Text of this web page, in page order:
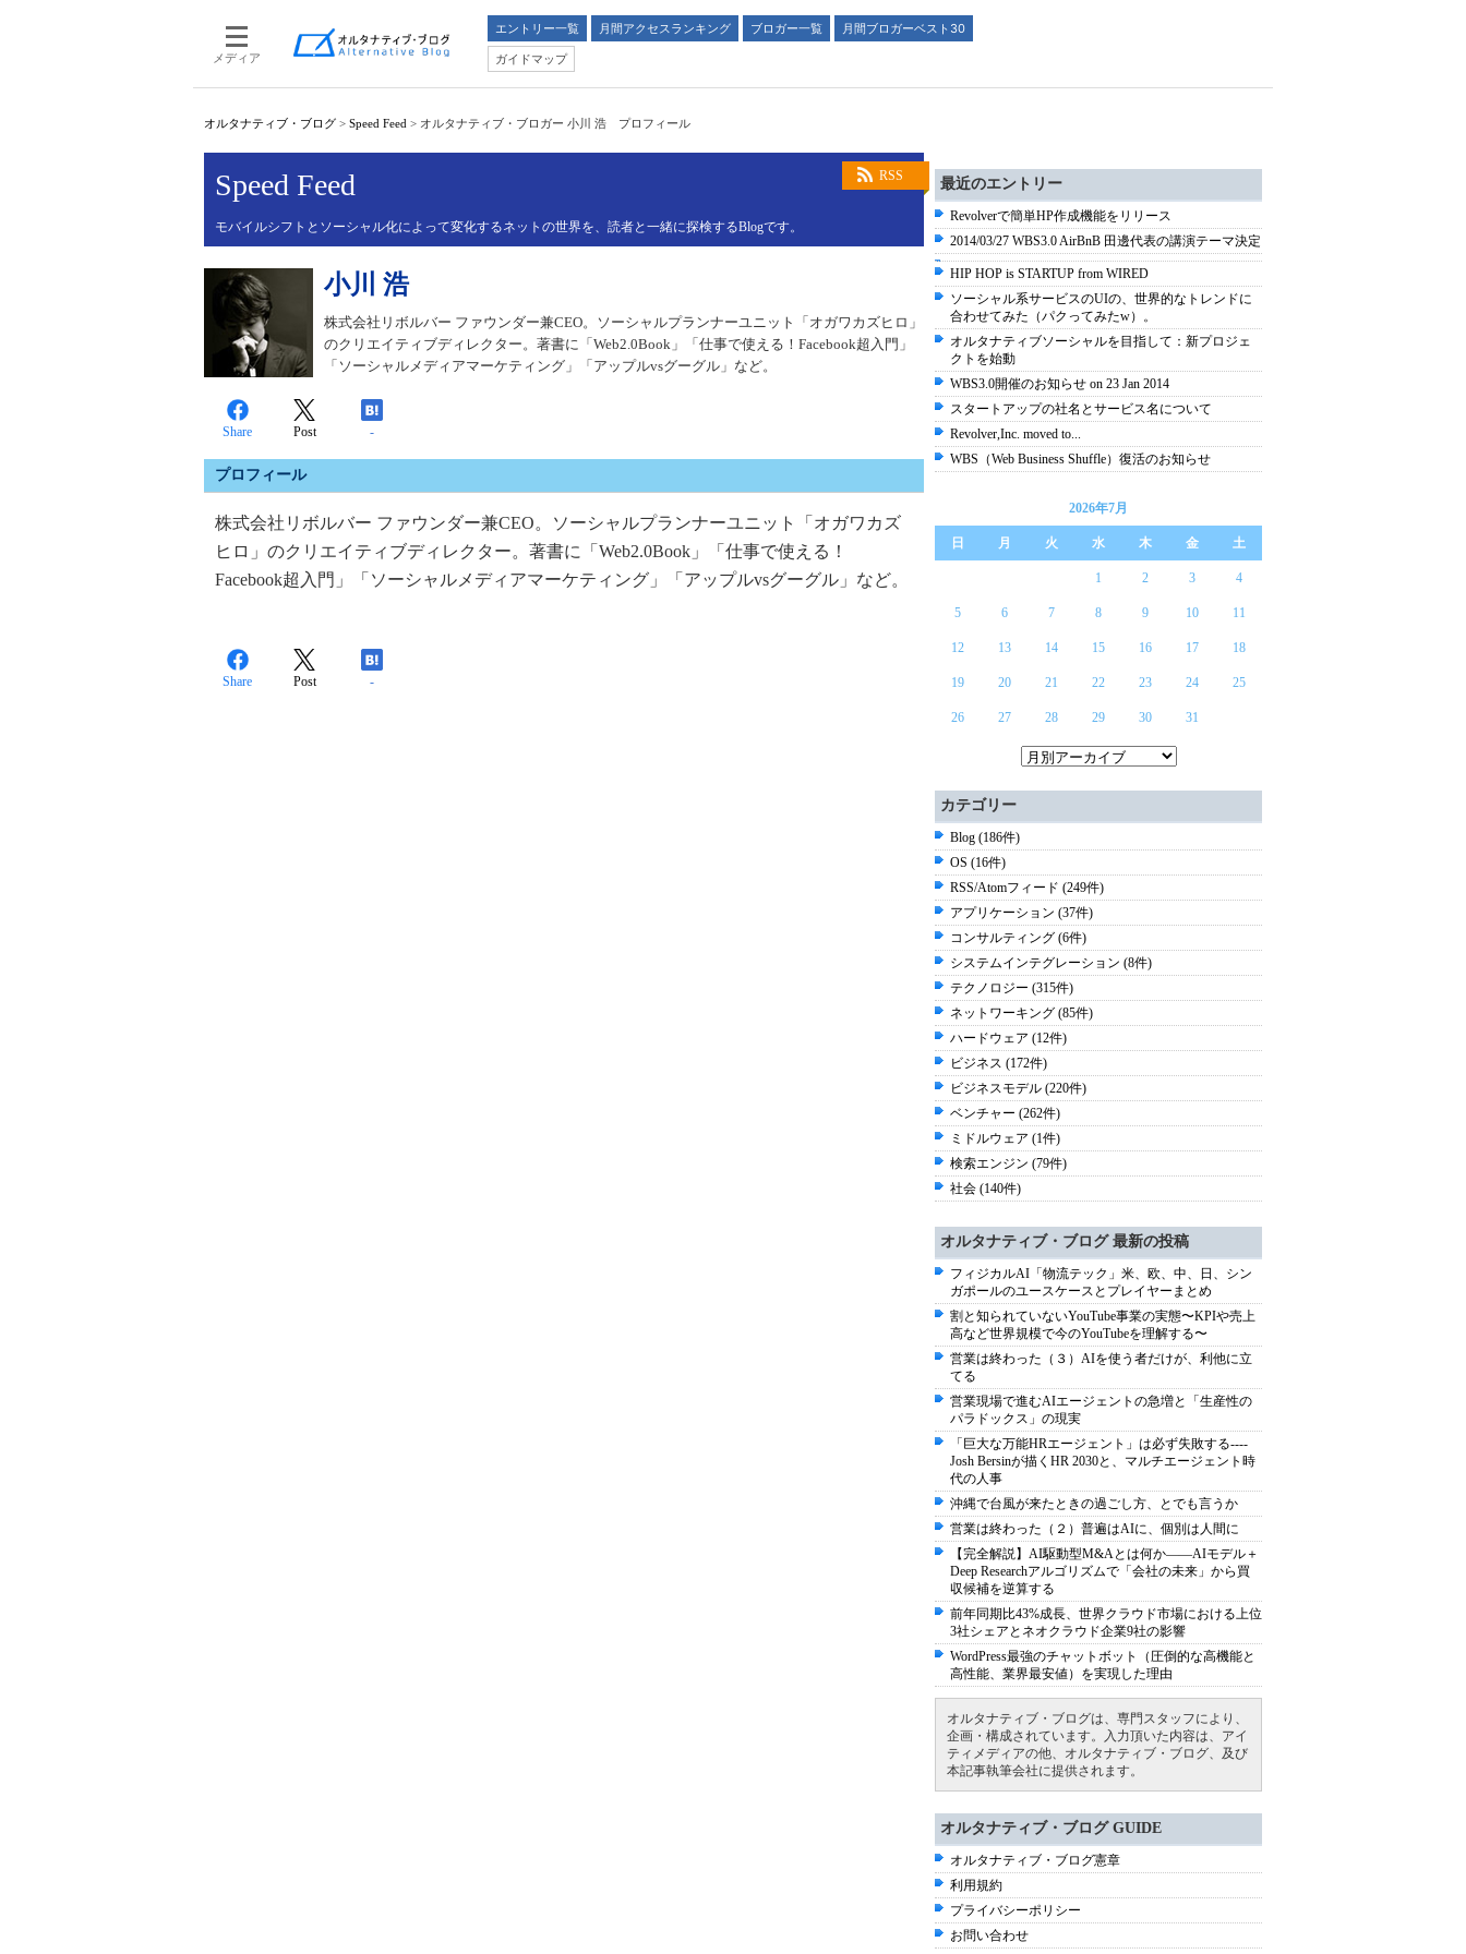
メディア
エントリー一覧 月間アクセスランキング ブロガー一覧
月間ブロガーベスト30
ガイドマップ
オルタナティブ・ブログ > Speed Feed > オルタナティブ・ブロガー 小川 浩 プロフィール
RSS
Speed Feed
モバイルシフトとソーシャル化によって変化するネットの世界を、読者と一緒に探検するBlogです。
小川 浩
株式会社リボルバー ファウンダー兼CEO。ソーシャルプランナーユニット「オガワカズヒロ」
のクリエイティブディレクター。著書に「Web2.0Book」「仕事で使える！Facebook超入門」
「ソーシャルメディアマーケティング」「アップルvsグーグル」など。
Share Post -
プロフィール
株式会社リボルバー ファウンダー兼CEO。ソーシャルプランナーユニット「オガワカズ
ヒロ」のクリエイティブディレクター。著書に「Web2.0Book」「仕事で使える！
Facebook超入門」「ソーシャルメディアマーケティング」「アップルvsグーグル」など。
Share Post -
最近のエントリー
Revolverで簡単HP作成機能をリリース
2014/03/27 WBS3.0 AirBnB 田邊代表の講演テーマ決定
HIP HOP is STARTUP from WIRED
ソーシャル系サービスのUIの、世界的なトレンドに
合わせてみた（パクってみたw）。
オルタナティブソーシャルを目指して：新プロジェ
クトを始動
WBS3.0開催のお知らせ on 23 Jan 2014
スタートアップの社名とサービス名について
Revolver,Inc. moved to...
WBS（Web Business Shuffle）復活のお知らせ
2026年7月
日 月 火 水 木 金 土
1 2 3 4
5 6 7 8 9 10 11
12 13 14 15 16 17 18
19 20 21 22 23 24 25
26 27 28 29 30 31
カテゴリー
Blog (186件)
OS (16件)
RSS/Atomフィード (249件)
アプリケーション (37件)
コンサルティング (6件)
システムインテグレーション (8件)
テクノロジー (315件)
ネットワーキング (85件)
ハードウェア (12件)
ビジネス (172件)
ビジネスモデル (220件)
ベンチャー (262件)
ミドルウェア (1件)
検索エンジン (79件)
社会 (140件)
オルタナティブ・ブログ 最新の投稿
フィジカルAI「物流テック」米、欧、中、日、シン
ガポールのユースケースとプレイヤーまとめ
割と知られていないYouTube事業の実態〜KPIや売上
高など世界規模で今のYouTubeを理解する〜
営業は終わった（３）AIを使う者だけが、利他に立
てる
営業現場で進むAIエージェントの急増と「生産性の
パラドックス」の現実
「巨大な万能HRエージェント」は必ず失敗する----
Josh Bersinが描くHR 2030と、マルチエージェント時
代の人事
沖縄で台風が来たときの過ごし方、とでも言うか
営業は終わった（２）普遍はAIに、個別は人間に
【完全解説】AI駆動型M&Aとは何か――AIモデル＋
Deep Researchアルゴリズムで「会社の未来」から買
収候補を逆算する
前年同期比43%成長、世界クラウド市場における上位
3社シェアとネオクラウド企業9社の影響
WordPress最強のチャットボット（圧倒的な高機能と
高性能、業界最安値）を実現した理由
オルタナティブ・ブログは、専門スタッフにより、
企画・構成されています。入力頂いた内容は、アイ
ティメディアの他、オルタナティブ・ブログ、及び
本記事執筆会社に提供されます。
オルタナティブ・ブログ GUIDE
オルタナティブ・ブログ憲章
利用規約
プライバシーポリシー
お問い合わせ